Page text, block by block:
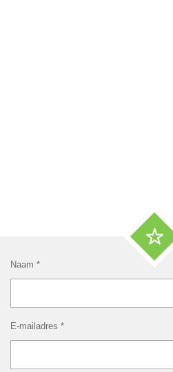
Naam *
E-mailadres *